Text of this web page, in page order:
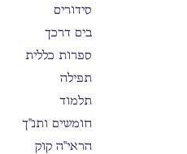
סידורים
בים דרכך
ספרות כללית
תפילה
תלמוד
חומשים ותנ"ך
הראי"ה קוק